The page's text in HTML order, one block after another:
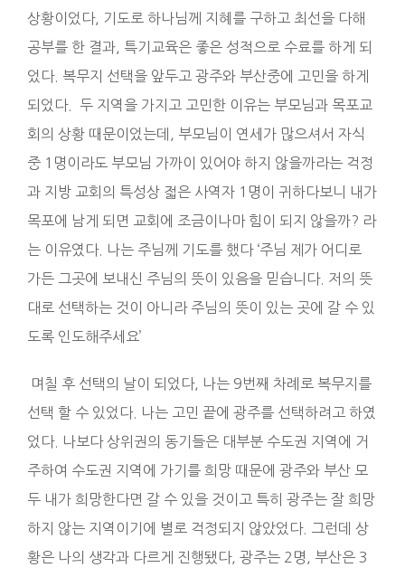
상황이었다, 기도로 하나님께 지혜를 구하고 최선을 다해
공부를 한 결과, 특기교육은 좋은 성적으로 수료를 하게 되
었다. 복무지 선택을 앞두고 광주와 부산중에 고민을 하게
되었다.
두 지역을 가지고 고민한 이유는 부모님과 목포교
회의 상황 때문이었는데, 부모님이 연세가 많으셔서 자식
중 1명이라도 부모님 가까이 있어야 하지 않을까라는 걱정
과 지방 교회의 특성상 젋은 사역자 1명이 귀하다보니 내가
목포에 남게 되면 교회에 조금이나마 힘이 되지 않을까? 라
는 이유였다. 나는 주님께 기도를 했다 ‘주님 제가 어디로
가든 그곳에 보내신 주님의 뜻이 있음을 믿습니다. 저의 뜻
대로 선택하는 것이 아니라 주님의 뜻이 있는 곳에 갈 수 있
도록 인도해주세요’
며칠 후 선택의 날이 되었다, 나는 9번째 차례로 복무지를
선택 할 수 있었다. 나는 고민 끝에 광주를 선택하려고 하였
었다. 나보다 상위권의 동기들은 대부분 수도권 지역에 거
주하여 수도권 지역에 가기를 희망 때문에 광주와 부산 모
두 내가 희망한다면 갈 수 있을 것이고 특히 광주는 잘 희망
하지 않는 지역이기에 별로 걱정되지 않았었다. 그런데 상
황은 나의 생각과 다르게 진행됐다, 광주는 2명, 부산은 3